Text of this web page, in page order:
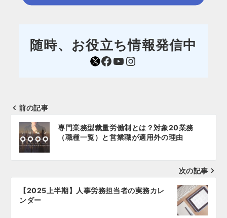
随時、お役立ち情報発信中
https://mobile.twitter.com/sr_aoki Facebook YouTube Instagram
投
稿
ナ
前の記事
専門業務型裁量労働制とは？対象20業務
（職種一覧）と営業職が適用外の理由
次の記事
【2025上半期】人事労務担当者の実務カレ
ンダー